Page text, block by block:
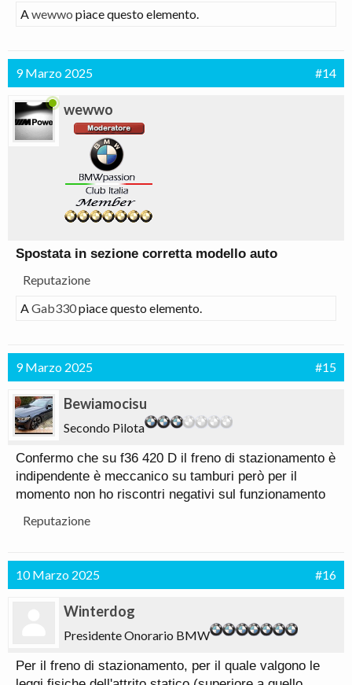
Awewwo piace questo elemento.
9 Marzo 2025 #14
wewwo
Spostata in sezione corretta modello auto
Reputazione
AGab330piace questo elemento.
9 Marzo 2025 #15
Bewiamocisu
Secondo Pilota
Confermo che su f36 420 D il freno di stazionamento è
indipendente è meccanico su tamburi però per il
momento non ho riscontri negativi sul funzionamento
Reputazione
10 Marzo 2025 #16
Winterdog
Presidente Onorario BMW
Per il freno di stazionamento, per il quale valgono le